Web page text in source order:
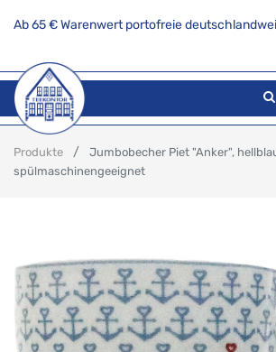
Ab 65 € Warenwert portofreie
Produkte
Jumbobecher Piet "Anker",
spülmaschinengeeignet